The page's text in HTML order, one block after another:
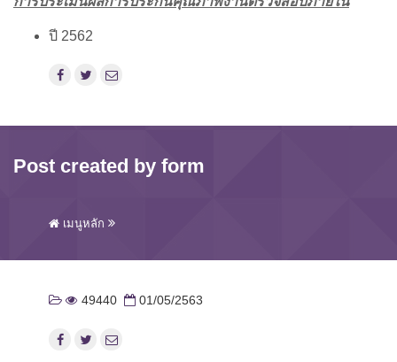
ปี 2562
Post created by form
เมนูหลัก
49440 01/05/2563